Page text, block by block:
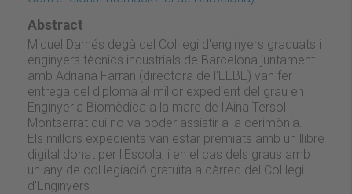
Abstract
Miquel Darnés degà del Col·legi d'enginyers graduats i
enginyers tècnics industrials de Barcelona juntament
amb Adriana Farran (directora de l'EEBE) van fer
entrega del diploma al millor expedient del grau en
Enginyeria Biomèdica a la mare de l'Aina Tersol
Montserrat qui no va poder assistir a la cerimònia.
Els millors expedients van estar premiats amb un llibre
digital donat per l'Escola, i en el cas dels graus amb
un any de col·legiació gratuïta a càrrec del Col·legi
d'Enginyers